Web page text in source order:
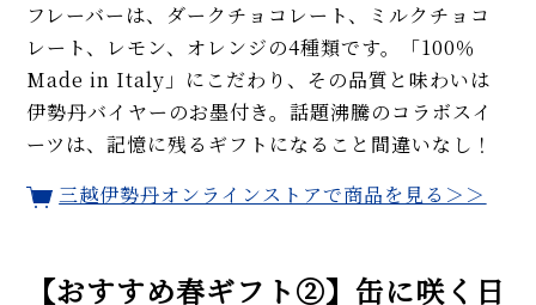
フレーバーは、ダークチョコレート、ミルクチョコ
レート、レモン、オレンジの4種類です。「100％
Made in Italy」にこだわり、その品質と味わいは
伊勢丹バイヤーのお墨付き。話題沸騰のコラボスイ
ーツは、記憶に残るギフトになること間違いなし！
三越伊勢丹オンラインストアで商品を見る＞＞
【おすすめ春ギフト②】缶に咲く日